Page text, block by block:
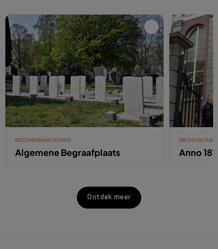
BEZIENSWAARDIGHEID
Algemene Begraafplaats
ARCHITECTUUR
Anno
Ontdek meer